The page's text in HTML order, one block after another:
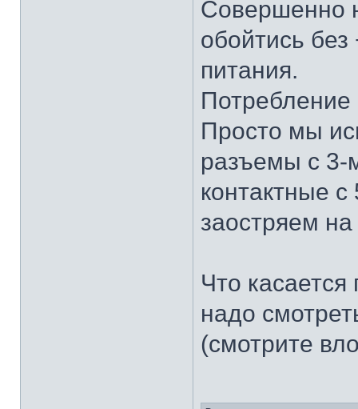
Совершенно
обойтись
питания.
Просто мы
разъемы с 3-
контактные
заостряем
Что касается
надо
(смотрите